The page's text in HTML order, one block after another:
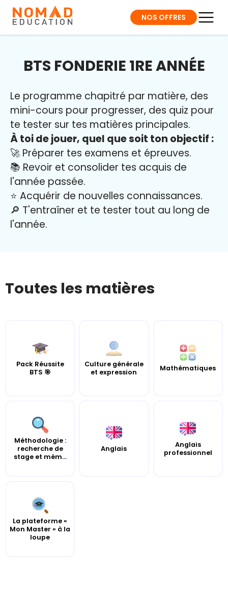
NOS OFFRES
BTS FONDERIE 1RE ANNÉE
Le programme chapitré par matière, des
mini-cours pour progresser, des quiz pour
te tester sur tes matières principales.
À toi de jouer, quel que soit ton objectif :
🚀 Préparer tes examens et épreuves.
📚 Revoir et consolider tes acquis de
l'année passée.
⭐️ Acquérir de nouvelles connaissances.
🔎 T'entraîner et te tester tout au long de
l'année.
Toutes les matières
Pack Réussite
BTS 🎯
Culture générale
et expression
Mathématiques
Méthodologie :
recherche de
stage et mém...
Anglais
Anglais
professionnel
La plateforme «
Mon Master » à la
loupe